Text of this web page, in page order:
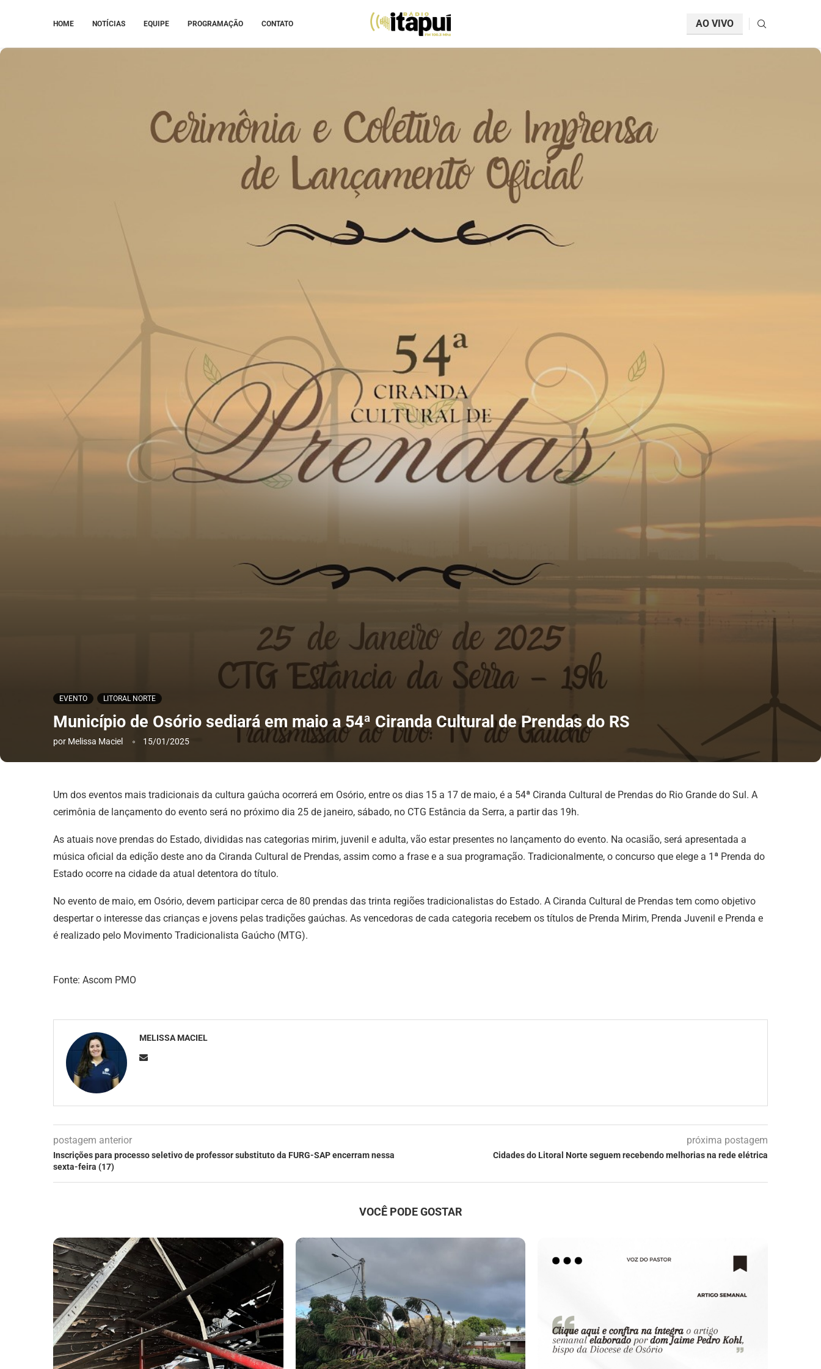
HOME NOTÍCIAS EQUIPE PROGRAMAÇÃO CONTATO AO VIVO
EVENTO LITORAL NORTE
Município de Osório sediará em maio a 54ª Ciranda Cultural de Prendas do RS
por Melissa Maciel 15/01/2025
Um dos eventos mais tradicionais da cultura gaúcha ocorrerá em Osório, entre os dias 15 a 17 de maio, é a 54ª Ciranda Cultural de Prendas do Rio Grande do Sul. A
cerimônia de lançamento do evento será no próximo dia 25 de janeiro, sábado, no CTG Estância da Serra, a partir das 19h.
As atuais nove prendas do Estado, divididas nas categorias mirim, juvenil e adulta, vão estar presentes no lançamento do evento. Na ocasião, será apresentada a
música oficial da edição deste ano da Ciranda Cultural de Prendas, assim como a frase e a sua programação. Tradicionalmente, o concurso que elege a 1ª Prenda do
Estado ocorre na cidade da atual detentora do título.
No evento de maio, em Osório, devem participar cerca de 80 prendas das trinta regiões tradicionalistas do Estado. A Ciranda Cultural de Prendas tem como objetivo
despertar o interesse das crianças e jovens pelas tradições gaúchas. As vencedoras de cada categoria recebem os títulos de Prenda Mirim, Prenda Juvenil e Prenda e
é realizado pelo Movimento Tradicionalista Gaúcho (MTG).
Fonte: Ascom PMO
MELISSA MACIEL
postagem anterior
Inscrições para processo seletivo de professor substituto da FURG-SAP encerram nessa
sexta-feira (17)
próxima postagem
Cidades do Litoral Norte seguem recebendo melhorias na rede elétrica
VOCÊ PODE GOSTAR